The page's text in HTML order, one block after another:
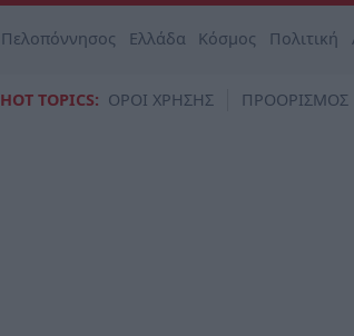
Πελοπόννησος Ελλάδα Κόσμος Πολιτική
HOT TOPICS: ΟΡΟΙ ΧΡΗΣΗΣ ΠΡΟΟΡΙΣΜΟΣ